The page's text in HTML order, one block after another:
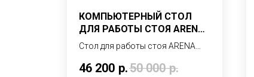
КОМПЬЮТЕРНЫЙ СТОЛ
ДЛЯ РАБОТЫ СТОЯ ARENA
TOWER SINGLE-15/BB
Стол для работы стоя ARENA
компьютерный стол с
46 200 р.50 000 р.